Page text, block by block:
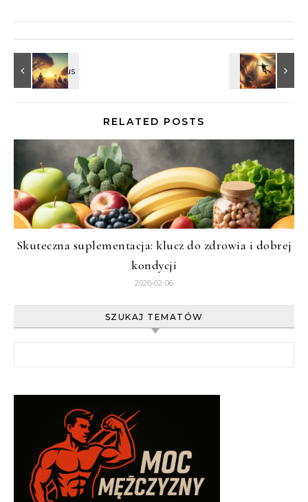
RELATED POSTS
Skuteczna suplementacja: klucz do zdrowia i dobrej
kondycji
2026-02-06
SZUKAJ TEMATÓW